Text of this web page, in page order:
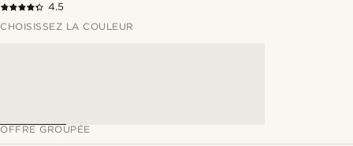
4.5
CHOISISSEZ LA COULEUR
OFFRE GROUPÉE